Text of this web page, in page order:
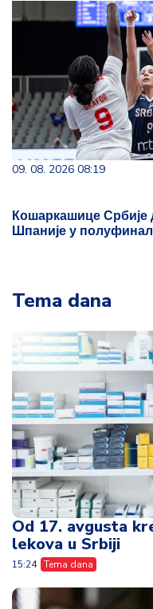
09. 08. 2026 08:19
Кошаркашице Србије
Шпаније у
Tema dana
Od 17. avgusta
lekova u Srbiji
15:24 Tema dana